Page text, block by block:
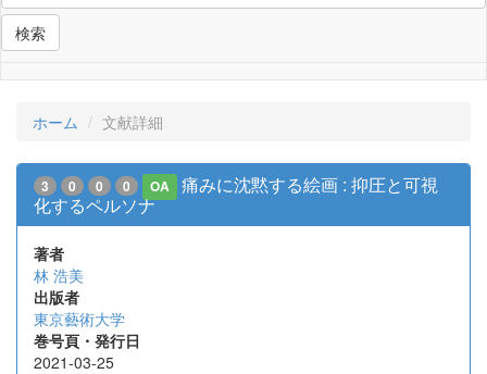
検索
ホーム 文献詳細
3 0 0 0 OA
痛みに沈黙する絵画 : 抑圧と可視
化するペルソナ
著者
林 浩美
出版者
東京藝術大学
巻号頁・発行日
2021-03-25